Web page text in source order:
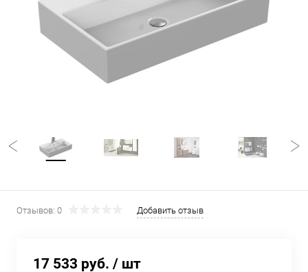
Отзывов: 0 Добавить отзыв
17 533 руб. / шт